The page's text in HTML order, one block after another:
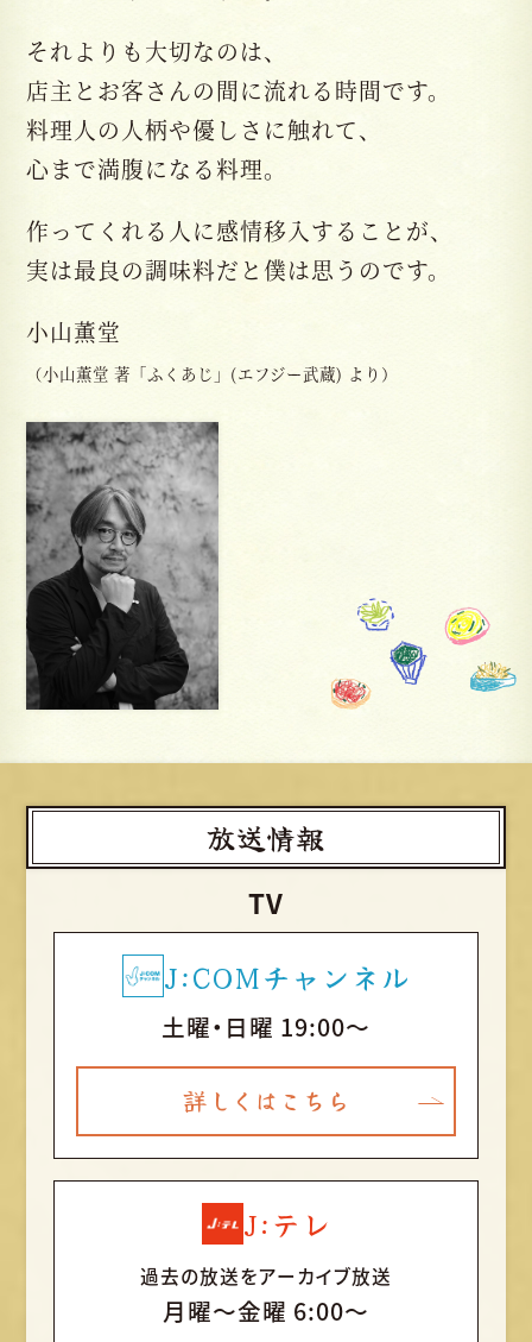
それよりも大切なのは、
店主とお客さんの間に流れる時間です。
料理人の人柄や優しさに触れて、
心まで満腹になる料理。
作ってくれる人に感情移入することが、
実は最良の調味料だと僕は思うのです。
小山薫堂
（小山薫堂 著「ふくあじ」(エフジー武蔵) より）
放送情報
TV
J:COMチャンネル
土曜・日曜 19:00～
詳しくはこちら
J:テレ
過去の放送をアーカイブ放送
月曜〜金曜 6:00～